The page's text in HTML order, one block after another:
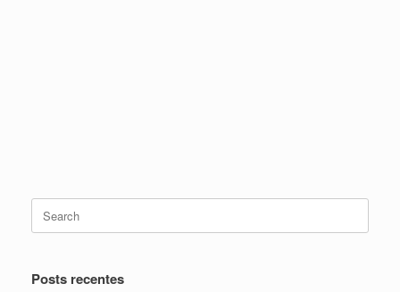
Search
for:
Posts recentes